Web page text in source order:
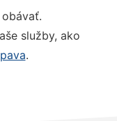
služby, ako
.